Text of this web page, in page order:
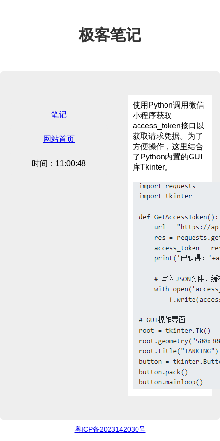
极客笔记
笔记
网站首页
时间：11:00:48
使用Python调用微信
小程序获取
access_token接口以
获取请求凭据。为了
方便操作，这里结合
了Python内置的GUI
库Tkinter。
粤ICP备2023142030号